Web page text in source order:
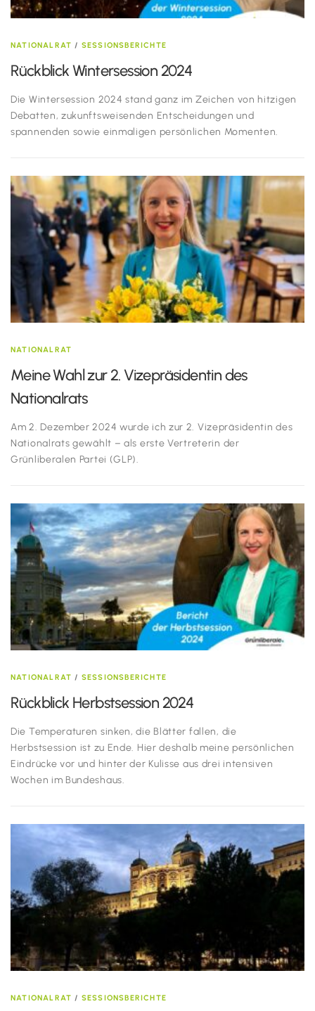
NATIONALRAT / SESSIONSBERICHTE
Rückblick Wintersession 2024
Die Wintersession 2024 stand ganz im Zeichen von hitzigen
Debatten, zukunftsweisenden Entscheidungen und
spannenden sowie einmaligen persönlichen Momenten.
NATIONALRAT
Meine Wahl zur 2. Vizepräsidentin des
Nationalrats
Am 2. Dezember 2024 wurde ich zur 2. Vizepräsidentin des
Nationalrats gewählt – als erste Vertreterin der
Grünliberalen Partei (GLP).
NATIONALRAT / SESSIONSBERICHTE
Rückblick Herbstsession 2024
Die Temperaturen sinken, die Blätter fallen, die
Herbstsession ist zu Ende. Hier deshalb meine persönlichen
Eindrücke vor und hinter der Kulisse aus drei intensiven
Wochen im Bundeshaus.
NATIONALRAT / SESSIONSBERICHTE